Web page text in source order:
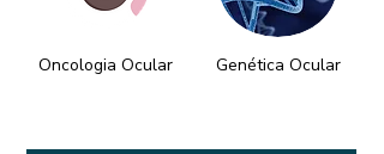
Oncologia Ocular Genética Ocular